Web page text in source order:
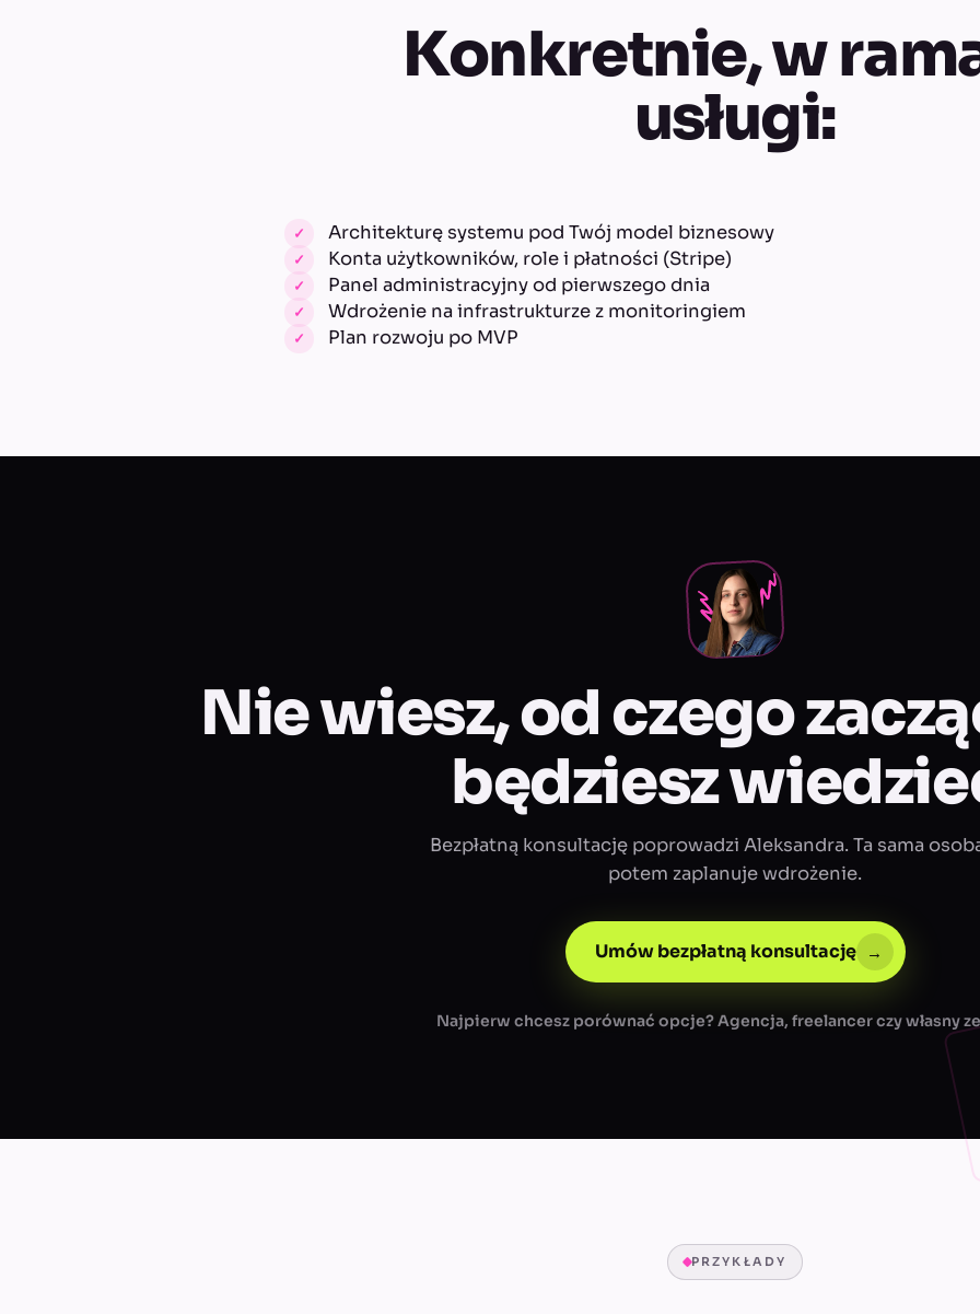
Konkretnie, w
usługi:
Architekturę systemu pod Twój model biznesowy
Konta użytkowników, role i płatności (Stripe)
Panel administracyjny od pierwszego dnia
Wdrożenie na infrastrukturze z monitoringiem
Plan rozwoju po MVP
Nie wiesz, od czego
będziesz
Bezpłatną konsultację poprowadzi Aleksandra. Ta sama
potem zaplanuje wdrożenie.
Umów bezpłatną konsultację →
Najpierw chcesz porównać opcje? Agencja, freelancer czy własny
PRZYKŁADY